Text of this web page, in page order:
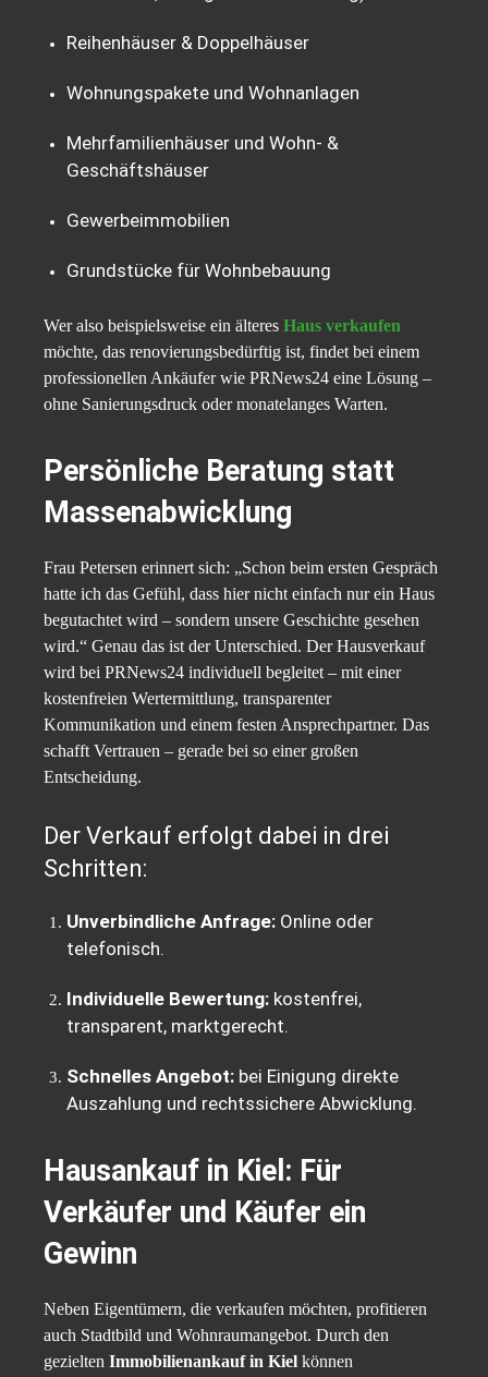
Reihenhäuser & Doppelhäuser
Wohnungspakete und Wohnanlagen
Mehrfamilienhäuser und Wohn- &
Geschäftshäuser
Gewerbeimmobilien
Grundstücke für Wohnbebauung
Wer also beispielsweise ein älteres Haus verkaufen
möchte, das renovierungsbedürftig ist, findet bei einem
professionellen Ankäufer wie PRNews24 eine Lösung –
ohne Sanierungsdruck oder monatelanges Warten.
Persönliche Beratung statt
Massenabwicklung
Frau Petersen erinnert sich: „Schon beim ersten Gespräch
hatte ich das Gefühl, dass hier nicht einfach nur ein Haus
begutachtet wird – sondern unsere Geschichte gesehen
wird.“ Genau das ist der Unterschied. Der Hausverkauf
wird bei PRNews24 individuell begleitet – mit einer
kostenfreien Wertermittlung, transparenter
Kommunikation und einem festen Ansprechpartner. Das
schafft Vertrauen – gerade bei so einer großen
Entscheidung.
Der Verkauf erfolgt dabei in drei
Schritten:
Unverbindliche Anfrage: Online oder
telefonisch.
Individuelle Bewertung: kostenfrei,
transparent, marktgerecht.
Schnelles Angebot: bei Einigung direkte
Auszahlung und rechtssichere Abwicklung.
Hausankauf in Kiel: Für
Verkäufer und Käufer ein
Gewinn
Neben Eigentümern, die verkaufen möchten, profitieren
auch Stadtbild und Wohnraumangebot. Durch den
gezielten Immobilienankauf in Kiel können